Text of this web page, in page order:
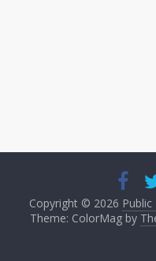
Copyright © 2026
Theme: ColorMag by